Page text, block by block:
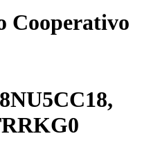
Cooperativo